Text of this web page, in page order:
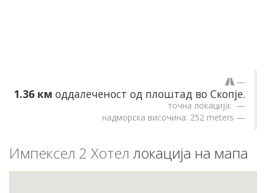
1.36 км оддалеченост од плоштад во Скопје.
точна локација:
надморска височина: 252 meters
Импексел 2 Хотел локација на мапа